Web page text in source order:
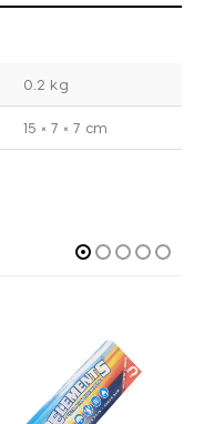
0.2 kg
15 × 7 × 7 cm